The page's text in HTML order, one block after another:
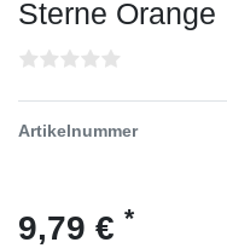
Sterne Orange
Artikelnummer
9,79 € *